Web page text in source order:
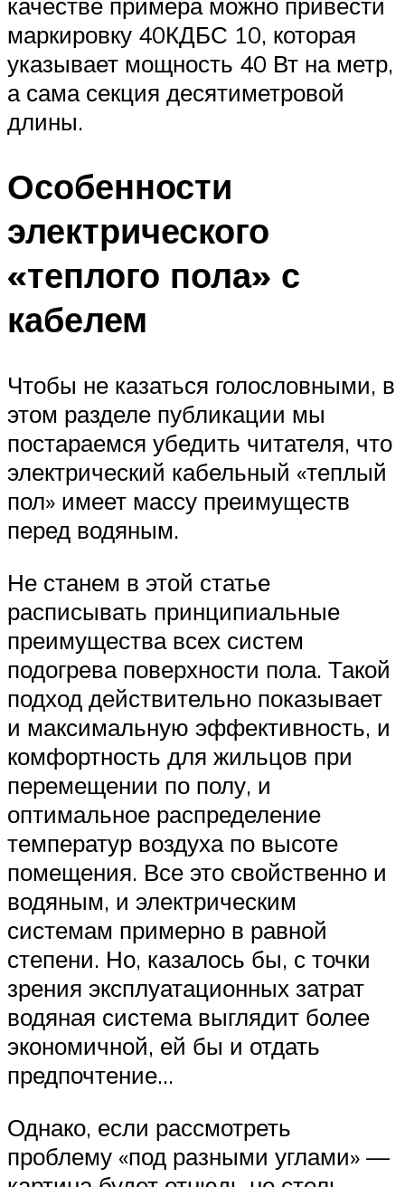
маркировку 40КДБС 10, которая
указывает мощность 40 Вт на метр,
а сама секция десятиметровой
длины.
Особенности
электрического
«теплого пола» с
кабелем
Чтобы не казаться голословными, в
этом разделе публикации мы
постараемся убедить читателя, что
электрический кабельный «теплый
пол» имеет массу преимуществ
перед водяным.
Не станем в этой статье
расписывать принципиальные
преимущества всех систем
подогрева поверхности пола. Такой
подход действительно показывает
и максимальную эффективность, и
комфортность для жильцов при
перемещении по полу, и
оптимальное распределение
температур воздуха по высоте
помещения. Все это свойственно и
водяным, и электрическим
системам примерно в равной
степени. Но, казалось бы, с точки
зрения эксплуатационных затрат
водяная система выглядит более
экономичной, ей бы и отдать
предпочтение…
Однако, если рассмотреть
проблему «под разными углами» —